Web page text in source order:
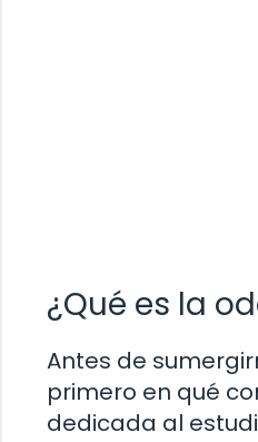
¿Qué es la
Antes de
primero en qué
dedicada al